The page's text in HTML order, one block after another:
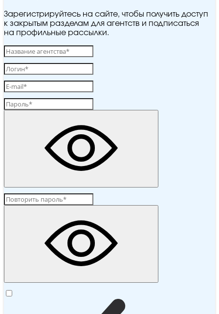
Зарегистрируйтесь на сайте, чтобы получить доступ
к закрытым разделам для агентств и подписаться
на профильные рассылки.